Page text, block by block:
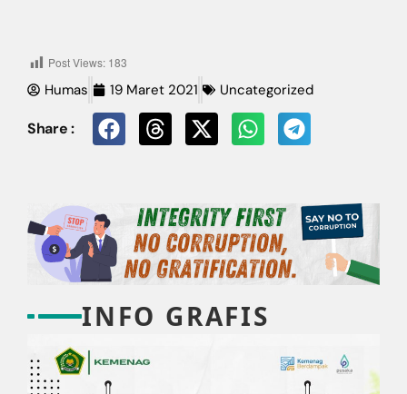
Post Views: 183
Humas 19 Maret 2021 Uncategorized
Share :
INFO GRAFIS